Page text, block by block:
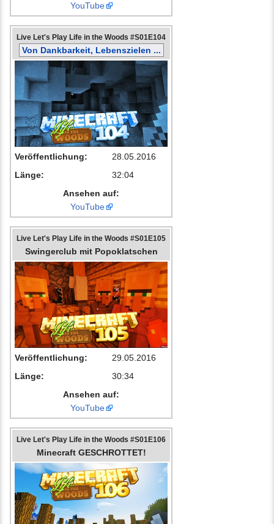
YouTube
Live Let's Play Life in the Woods #S01E104
Von Dankbarkeit, Lebenszielen ...
Veröffentlichung:
28.05.2016
Länge:
32:04
Ansehen auf:
YouTube
Live Let's Play Life in the Woods #S01E105
Swingerclub mit Popoklatschen
Veröffentlichung:
29.05.2016
Länge:
30:34
Ansehen auf:
YouTube
Live Let's Play Life in the Woods #S01E106
Minecraft GESCHROTTET!